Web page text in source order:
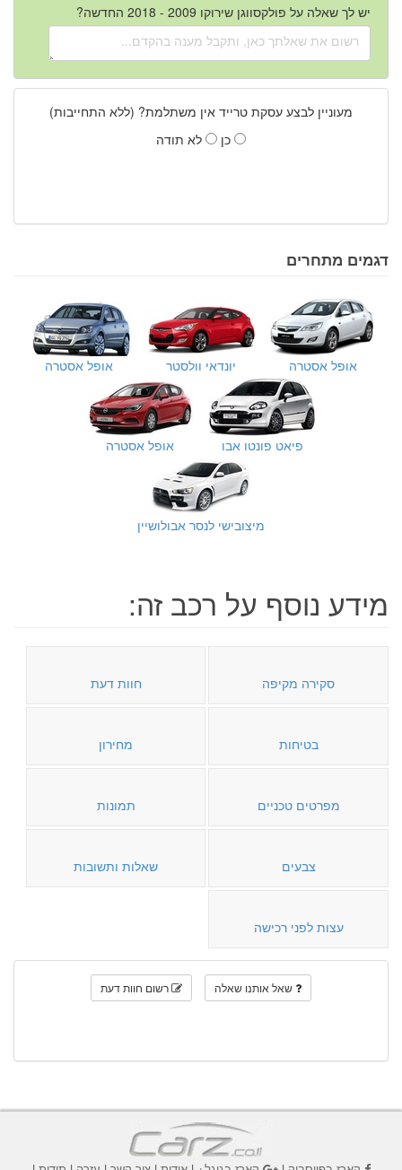
יש לך שאלה על פולקסווגן שירוקו 2009 - 2018 החדשה?
מעוניין לבצע עסקת טרייד אין משתלמת? (ללא התחייבות)
כן
לא תודה
דגמים מתחרים
אופל אסטרה יונדאי וולסטר אופל אסטרה
פיאט פונטו אבו אופל אסטרה
מיצובישי לנסר אבולושיין
מידע נוסף על רכב זה:
סקירה מקיפה חוות דעת
בטיחות מחירון
מפרטים טכניים תמונות
צבעים שאלות ותשובות
עצות לפני רכישה
שאל אותנו שאלה רשום חוות דעת